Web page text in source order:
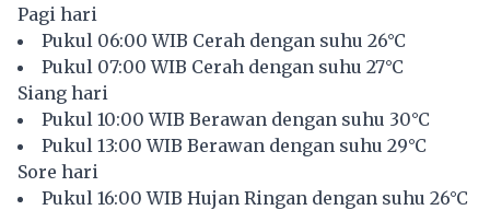
Pagi hari
Pukul 06:00 WIB Cerah dengan suhu 26°C
Pukul 07:00 WIB Cerah dengan suhu 27°C
Siang hari
Pukul 10:00 WIB Berawan dengan suhu 30°C
Pukul 13:00 WIB Berawan dengan suhu 29°C
Sore hari
Pukul 16:00 WIB Hujan Ringan dengan suhu 26°C